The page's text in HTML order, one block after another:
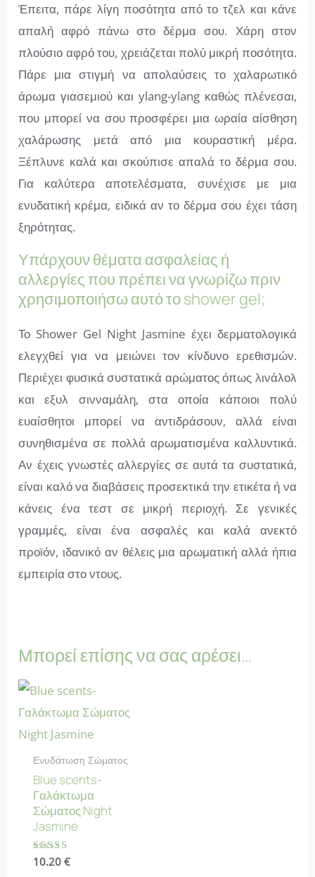
Έπειτα, πάρε λίγη ποσότητα από το τζελ και κάνε
απαλή αφρό πάνω στο δέρμα σου. Χάρη στον
πλούσιο αφρό του, χρειάζεται πολύ μικρή ποσότητα.
Πάρε μια στιγμή να απολαύσεις το χαλαρωτικό
άρωμα γιασεμιού και ylang-ylang καθώς πλένεσαι,
που μπορεί να σου προσφέρει μια ωραία αίσθηση
χαλάρωσης μετά από μια κουραστική μέρα.
Ξέπλυνε καλά και σκούπισε απαλά το δέρμα σου.
Για καλύτερα αποτελέσματα, συνέχισε με μια
ενυδατική κρέμα, ειδικά αν το δέρμα σου έχει τάση
ξηρότητας.
Υπάρχουν θέματα ασφαλείας ή
αλλεργίες που πρέπει να γνωρίζω πριν
χρησιμοποιήσω αυτό το shower gel;
Το Shower Gel Night Jasmine έχει δερματολογικά
ελεγχθεί για να μειώνει τον κίνδυνο ερεθισμών.
Περιέχει φυσικά συστατικά αρώματος όπως λινάλολ
και εξυλ σινναμάλη, στα οποία κάποιοι πολύ
ευαίσθητοι μπορεί να αντιδράσουν, αλλά είναι
συνηθισμένα σε πολλά αρωματισμένα καλλυντικά.
Αν έχεις γνωστές αλλεργίες σε αυτά τα συστατικά,
είναι καλό να διαβάσεις προσεκτικά την ετικέτα ή να
κάνεις ένα τεστ σε μικρή περιοχή. Σε γενικές
γραμμές, είναι ένα ασφαλές και καλά ανεκτό
προϊόν, ιδανικό αν θέλεις μια αρωματική αλλά ήπια
εμπειρία στο ντους.
Μπορεί επίσης να σας αρέσει…
Ενυδάτωση Σώματος
Blue scents-
Γαλάκτωμα
Σώματος Night
Jasmine
Βαθμολογήθηκε
10.20 €